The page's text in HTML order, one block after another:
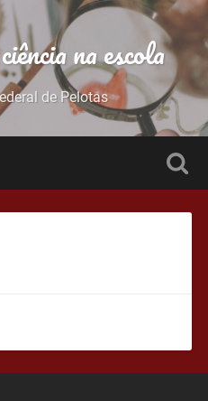
na escola
de Pelotas